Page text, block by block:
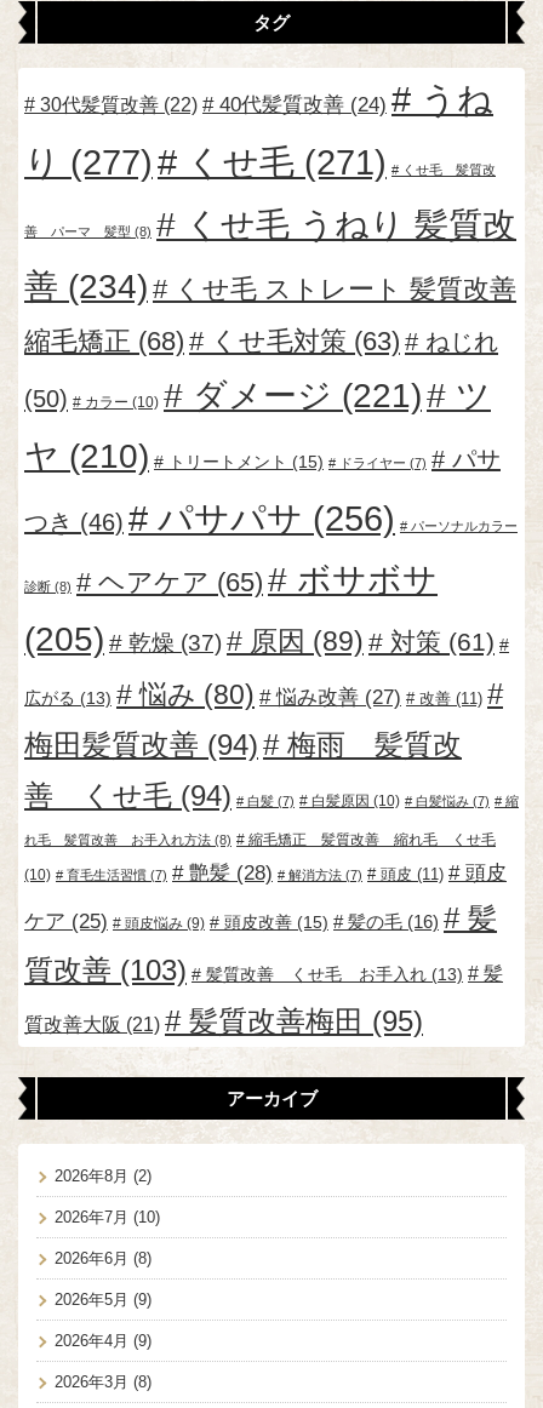
タグ
30代髪質改善 (22) 40代髪質改善 (24)
うね
り (277) くせ毛 (271) くせ毛 髪質改
善 パーマ 髪型 (8)
くせ毛 うねり 髪質改
善 (234)
くせ毛 ストレート 髪質改善
縮毛矯正 (68) くせ毛対策 (63) ねじれ
(50) カラー (10) ダメージ (221)
ツ
ヤ (210) トリートメント (15) ドライヤー (7) パサ
つき (46) パサパサ (256) パーソナルカラー
診断 (8) ヘアケア (65)
ボサボサ
(205)
乾燥 (37) 原因 (89) 対策 (61)
広がる (13) 悩み (80) 悩み改善 (27) 改善 (11)
梅田髪質改善 (94)
梅雨 髪質改
善 くせ毛 (94) 白髪 (7) 白髪原因 (10) 白髪悩み (7) 縮
れ毛 髪質改善 お手入れ方法 (8) 縮毛矯正 髪質改善 縮れ毛 くせ毛
(10) 育毛生活習慣 (7) 艶髪 (28) 解消方法 (7) 頭皮 (11) 頭皮
ケア (25) 頭皮悩み (9) 頭皮改善 (15) 髪の毛 (16)
髪
質改善 (103) 髪質改善 くせ毛 お手入れ (13) 髪
質改善大阪 (21) 髪質改善梅田 (95)
アーカイブ
2026年8月 (2)
2026年7月 (10)
2026年6月 (8)
2026年5月 (9)
2026年4月 (9)
2026年3月 (8)